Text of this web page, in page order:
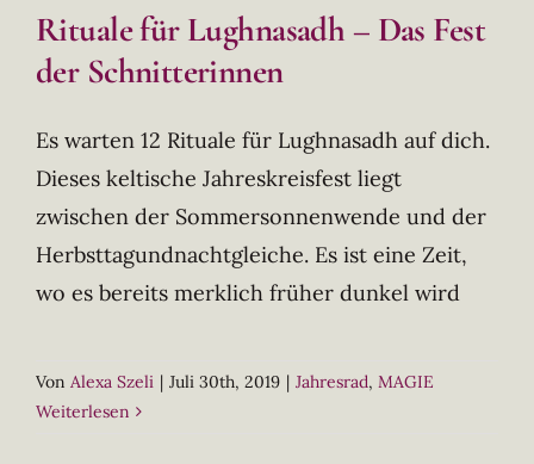
Rituale für Lughnasadh – Das Fest
der Schnitterinnen
Es warten 12 Rituale für Lughnasadh auf dich.
Dieses keltische Jahreskreisfest liegt
zwischen der Sommersonnenwende und der
Herbsttagundnachtgleiche. Es ist eine Zeit,
wo es bereits merklich früher dunkel wird
Von Alexa Szeli | Juli 30th, 2019 | Jahresrad, MAGIE
Weiterlesen